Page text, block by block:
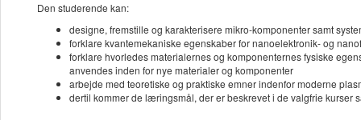
Den studerende kan:
designe, fremstille og karakterisere mikro-komponenter samt
forklare kvantemekaniske egenskaber for nanoelektronik- og
forklare hvorledes materialernes og komponenternes fysiske
anvendes inden for nye materialer og komponenter
arbejde med teoretiske og praktiske emner indenfor moderne
dertil kommer de læringsmål, der er beskrevet i de valgfrie kurser